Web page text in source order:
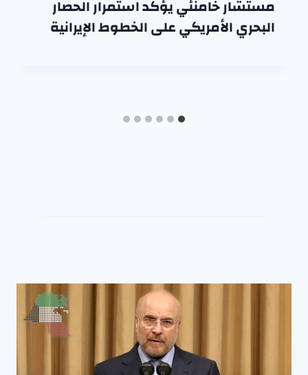
مستشار خامنئي يؤكد استمرار الحصار
البحري الأمريكي على الخطوط الإيرانية